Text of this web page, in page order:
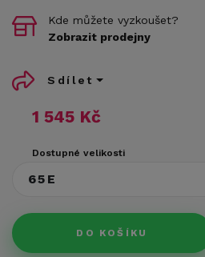
1 545 Kč
Dostupné velikosti
65E
DO KOŠÍKU
Kde můžete vyzkoušet?
Zobrazit prodejny
Sdílet